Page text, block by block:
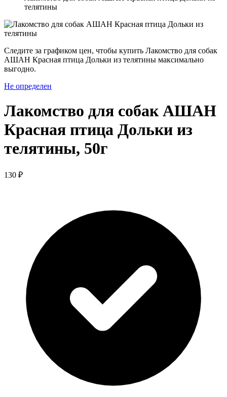
телятины
Следите за графиком цен, чтобы купить Лакомство для собак
АШАН Красная птица Дольки из телятины максимально
выгодно.
Не определен
Лакомство для собак АШАН
Красная птица Дольки из
телятины, 50г
130 ₽